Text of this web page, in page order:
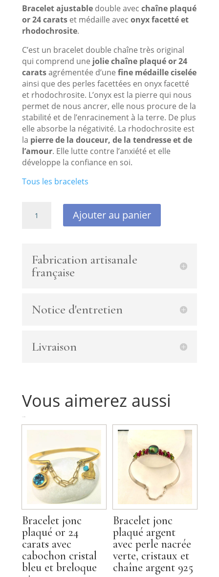
Bracelet ajustabledouble avec chaîne plaqué
or 24 caratset médaille avec onyx facetté et
rhodochrosite.
C’est un bracelet double chaîne très original
qui comprend une jolie chaîne plaqué or 24
caratsagrémentée d’une fine médaille ciselée
ainsi que des perles facettées en onyx facetté
et rhodochrosite. L’onyx est la pierre qui nous
permet de nous ancrer, elle nous procure de la
stabilité et de l’enracinement à la terre. De plus
elle absorbe la négativité. La rhodochrosite est
la pierre de la douceur, de la tendresse et de
l’amour. Elle lutte contre l’anxiété et elle
développe la confiance en soi.
Tous les bracelets
médaille
avec
rhodochrosite
Ajouter au panier
Fabrication artisanale
française
Notice d'entretien
Livraison
Vous aimerez aussi
Bracelet jonc
plaqué or 24
carats avec
cabochon cristal
bleu et breloque
Bracelet jonc
plaqué argent
avec perle nacrée
verte, cristaux et
chaîne argent 925